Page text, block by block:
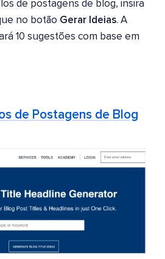
de postagens de blog, insira
no botão Gerar Ideias. A
10 sugestões com base em
de Postagens de Blog